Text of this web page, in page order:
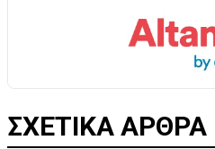
ΣΧΕΤΙΚΑ ΑΡΘΡΑ